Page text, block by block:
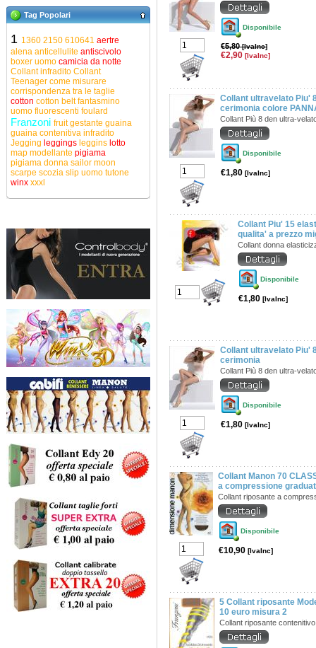
Tag Popolari
1 1360 2150 610641 aertre
alena anticellulite antiscivolo
boxer uomo camicia da notte
Collant infradito Collant
Teenager come misurare
corrispondenza tra le taglie
cotton cotton beltfantasmino
uomo fluorescenti foulard
Franzoni fruitgestante guaina
guaina contenitiva infradito
Jegging leggings leggins lotto
map modellante pigiama
pigiama donna sailor moon
scarpe scozia slip uomo tutone
winx xxxl
Disponibile
€5,80[IvaInc]
€2,90 [IvaInc]
Collant ultravelato Piu'
cerimonia colore
Collant Più 8 den ultra-
Disponibile
€1,80 [IvaInc]
Collant Piu' 15
qualita' a prezzo
Collant donna
Disponibile
€1,80 [IvaInc]
Collant ultravelato Piu'
cerimonia
Collant Più 8 den ultra-
Disponibile
€1,80 [IvaInc]
Collant Manon 70
a compressione
Collant riposante a
Disponibile
€10,90 [IvaInc]
5 Collant riposante
10 euro misura 2
Collant riposante